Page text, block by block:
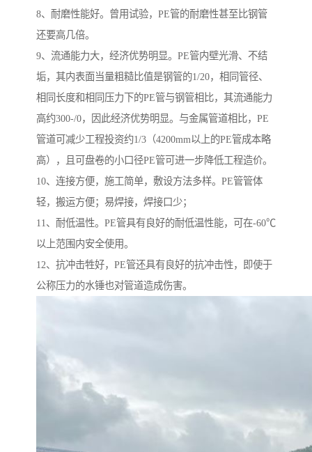
8、耐磨性能好。曾用试验，PE管的耐磨性甚至比钢管
还要高几倍。
9、流通能力大，经济优势明显。PE管内壁光滑、不结
垢，其内表面当量粗糙比值是钢管的1/20，相同管径、
相同长度和相同压力下的PE管与钢管相比，其流通能力
高约300-/0，因此经济优势明显。与金属管道相比，PE
管道可减少工程投资约1/3（4200mm以上的PE管成本略
高），且可盘卷的小口径PE管可进一步降低工程造价。
10、连接方便，施工简单，敷设方法多样。PE管管体
轻，搬运方便；易焊接，焊接口少；
11、耐低温性。PE管具有良好的耐低温性能，可在-60℃
以上范围内安全使用。
12、抗冲击牲好，PE管还具有良好的抗冲击性，即使于
公称压力的水锤也对管道造成伤害。